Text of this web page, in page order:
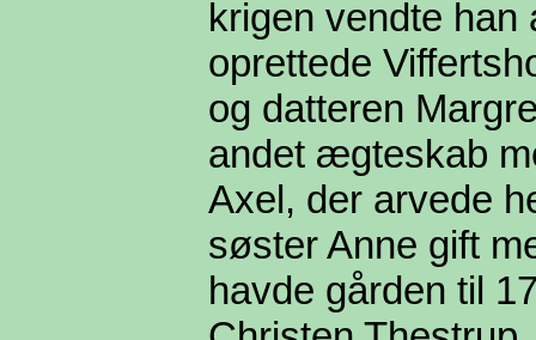
krigen vendte han
oprettede
og datteren
andet ægteskab
Axel, der arvede
søster Anne gift
havde gården til